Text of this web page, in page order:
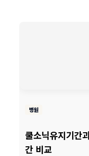
병원
쿨소닉유지기간
간 비교